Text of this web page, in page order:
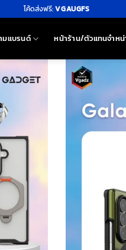
โค้ดส่งฟรี:VGAUGFS
มแบรนด์ หน้าร้าน/ตัวแทนจำหน่